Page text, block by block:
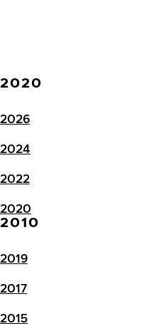
2020
2026
2024
2022
2020
2010
2019
2017
2015